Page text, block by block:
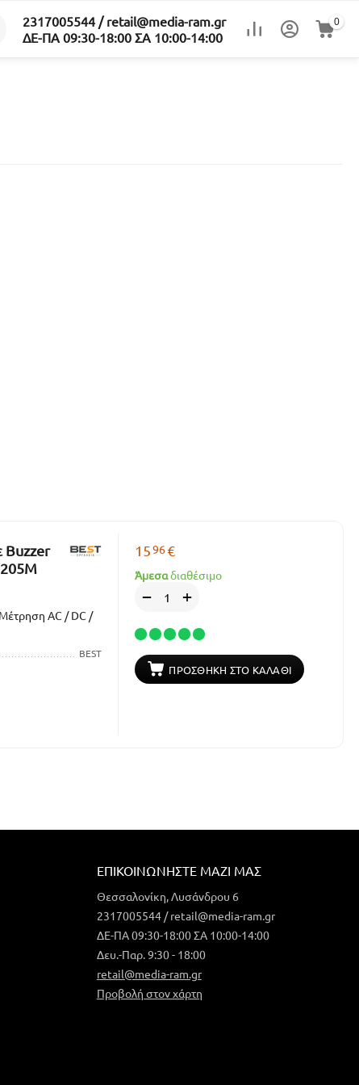
2317005544 / retail@media-ram.gr
ΔΕ-ΠΑ 09:30-18:00 ΣΑ 10:00-14:00
0
Buzzer
AC / DC /
BEST
1596€
Άμεσαδιαθέσιμο
+
−
ΠΡΟΣΘΉΚΗ ΣΤΟ ΚΑΛΆΘΙ
ΕΠΙΚΟΙΝΩΝΉΣΤΕ ΜΑΖΊ ΜΑΣ
Θεσσαλονίκη, Λυσάνδρου 6
2317005544 / retail@media-ram.gr
ΔΕ-ΠΑ 09:30-18:00 ΣΑ 10:00-14:00
Δευ.-Παρ. 9:30 - 18:00
retail@media-ram.gr
Προβολή στον χάρτη